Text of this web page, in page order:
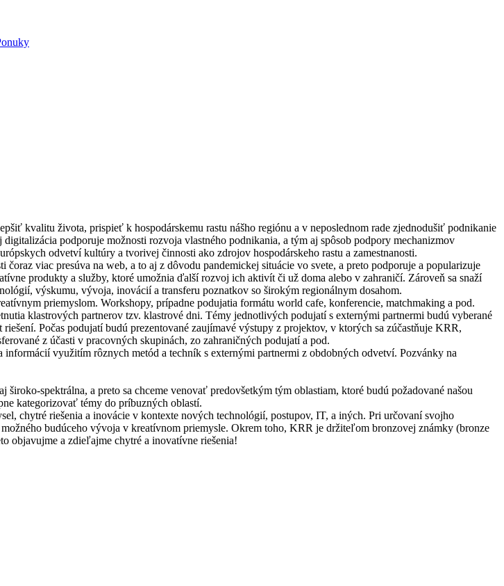
kvalitu života, prispieť k hospodárskemu rastu nášho regiónu a v neposlednom rade zjednodušiť podnikanie
podporuje možnosti rozvoja vlastného podnikania, a tým aj spôsob podpory mechanizmov
odvetví kultúry a tvorivej činnosti ako zdrojov hospodárskeho rastu a zamestnanosti.
viac presúva na web, a to aj z dôvodu pandemickej situácie vo svete, a preto podporuje a popularizuje
produkty a služby, ktoré umožnia ďalší rozvoj ich aktivít či už doma alebo v zahraničí. Zároveň sa snaží
výskumu, vývoja, inovácií a transferu poznatkov so širokým regionálnym dosahom.
priemyslom. Workshopy, prípadne podujatia formátu world cafe, konferencie, matchmaking a pod.
klastrových partnerov tzv. klastrové dni. Témy jednotlivých podujatí s externými partnermi budú vyberané
Počas podujatí budú prezentované zaujímavé výstupy z projektov, v ktorých sa zúčastňuje KRR,
z účasti v pracovných skupinách, zo zahraničných podujatí a pod.
využitím rôznych metód a techník s externými partnermi z obdobných odvetví. Pozvánky na
spektrálna, a preto sa chceme venovať predovšetkým tým oblastiam, ktoré budú požadované našou
kategorizovať témy do príbuzných oblastí.
chytré riešenia a inovácie v kontexte nových technológií, postupov, IT, a iných. Pri určovaní svojho
budúceho vývoja v kreatívnom priemysle. Okrem toho, KRR je držiteľom bronzovej známky (bronze
objavujme a zdieľajme chytré a inovatívne riešenia!